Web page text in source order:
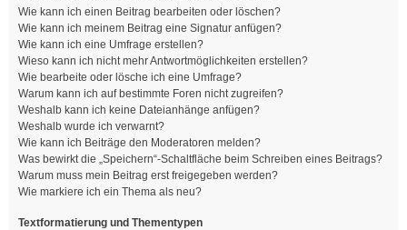
Wie kann ich einen Beitrag bearbeiten oder löschen?
Wie kann ich meinem Beitrag eine Signatur anfügen?
Wie kann ich eine Umfrage erstellen?
Wieso kann ich nicht mehr Antwortmöglichkeiten erstellen?
Wie bearbeite oder lösche ich eine Umfrage?
Warum kann ich auf bestimmte Foren nicht zugreifen?
Weshalb kann ich keine Dateianhänge anfügen?
Weshalb wurde ich verwarnt?
Wie kann ich Beiträge den Moderatoren melden?
Was bewirkt die „Speichern“-Schaltfläche beim Schreiben eines Beitrags?
Warum muss mein Beitrag erst freigegeben werden?
Wie markiere ich ein Thema als neu?
Textformatierung und Thementypen